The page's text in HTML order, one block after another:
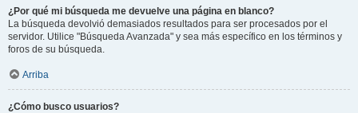
¿Por qué mi búsqueda me devuelve una página en blanco?
La búsqueda devolvió demasiados resultados para ser procesados por el
servidor. Utilice "Búsqueda Avanzada" y sea más específico en los términos y
foros de su búsqueda.
Arriba
¿Cómo busco usuarios?